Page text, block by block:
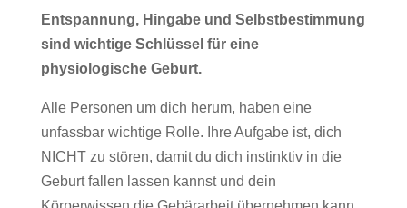
Entspannung, Hingabe und Selbstbestimmung
sind wichtige Schlüssel für eine
physiologische Geburt.
Alle Personen um dich herum, haben eine
unfassbar wichtige Rolle. Ihre Aufgabe ist, dich
NICHT zu stören, damit du dich instinktiv in die
Geburt fallen lassen kannst und dein